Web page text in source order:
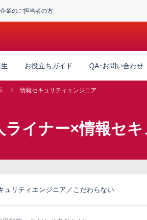
企業のご担当者の方
お役立ちガイド QA･お問い合わせ
情報セキュリティエンジニア
ライナー×情報セ
ュリティエンジニア／こだわらない